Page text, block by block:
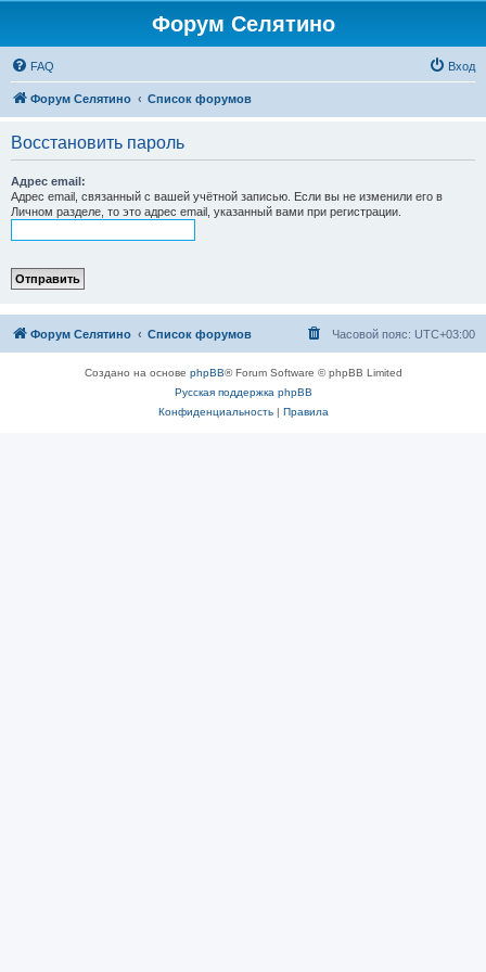
Форум Селятино
FAQ Вход
Форум Селятино Список форумов
Восстановить пароль
Адрес email:
Адрес email, связанный с вашей учётной записью. Если вы не изменили его в
Личном разделе, то это адрес email, указанный вами при регистрации.
Форум Селятино Список форумов Часовой пояс: UTC+03:00
Создано на основе phpBB® Forum Software © phpBB Limited
Русская поддержка phpBB
Конфиденциальность| Правила